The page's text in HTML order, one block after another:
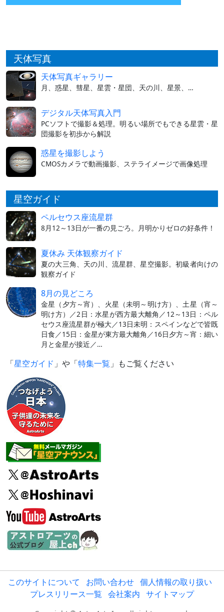
天体写真
天体写真ギャラリー
月、惑星、彗星、星雲・星団、天の川、星景、…
デジタル天体写真入門
PCソフトで撮影＆処理。明るい場所でもできる星雲・星
団撮影を初歩から解説
惑星を撮影しよう
CMOSカメラで動画撮影、ステライメージで画像処理
星空ガイド
ペルセウス座流星群
8月12～13日が一番の見ごろ。月明かりゼロの好条件！
夏休み 天体観察ガイド
夏の大三角、天の川、流星群、星空撮影。初級者向けの
観察ガイド
8月の見どころ
金星（夕方～宵）、火星（未明～明け方）、土星（宵～
明け方）／2日：水星が西方最大離角／12～13日：ペル
セウス座流星群が極大／13日未明：スペインなどで皆既
日食／15日：金星が東方最大離角／16日夕方～宵：細い
月と金星が接近／…
「星空ガイド」や「特集一覧」もご覧ください
このサイトについて お問い合わせ 個人情報の取り扱い
プレスリリース一覧 会社案内 サイトマップ